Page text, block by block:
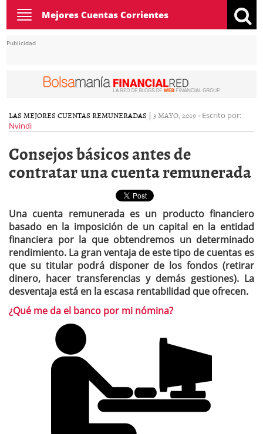
Toggle
navigation
Mejores Cuentas Corrientes
Publicidad
LAS MEJORES CUENTAS REMUNERADAS | 3 MAYO, 2019- Escrito por:
Nvindi
Consejos básicos antes de
contratar una cuenta remunerada
Una cuenta remunerada es un producto financiero
basado en la imposición de un capital en la entidad
financiera por la que obtendremos un determinado
rendimiento. La gran ventaja de este tipo de cuentas es
que su titular podrá disponer de los fondos (retirar
dinero, hacer transferencias y demás gestiones). La
desventaja está en la escasa rentabilidad que ofrecen.
¿Qué me da el banco por mi nómina?